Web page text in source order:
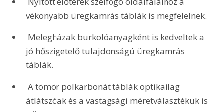
vékonyabb üregkamrás táblák is megfelelnek.
jó hőszigetelő tulajdonságú üregkamrás
táblák.
A tömör polkarbonát táblák optikailag
átlátszóak és a vastagsági méretválasztékuk is